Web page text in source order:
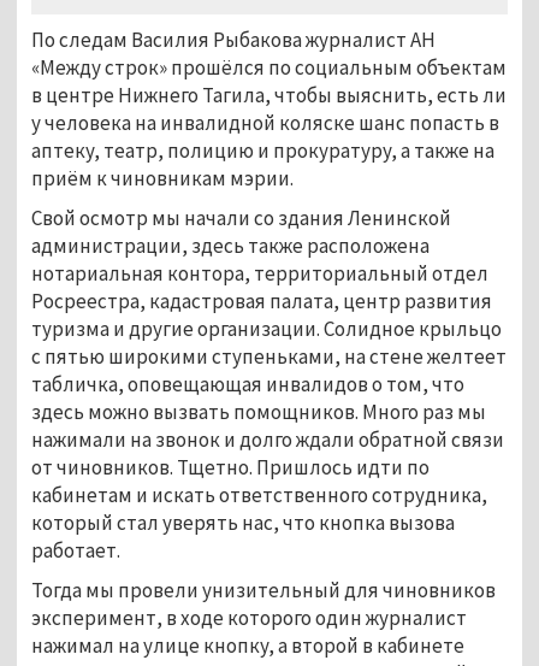
По следам Василия Рыбакова журналист АН
«Между строк» прошёлся по социальным объектам
в центре Нижнего Тагила, чтобы выяснить, есть ли
у человека на инвалидной коляске шанс попасть в
аптеку, театр, полицию и прокуратуру, а также на
приём к чиновникам мэрии.
Свой осмотр мы начали со здания Ленинской
администрации, здесь также расположена
нотариальная контора, территориальный отдел
Росреестра, кадастровая палата, центр развития
туризма и другие организации. Солидное крыльцо
с пятью широкими ступеньками, на стене желтеет
табличка, оповещающая инвалидов о том, что
здесь можно вызвать помощников. Много раз мы
нажимали на звонок и долго ждали обратной связи
от чиновников. Тщетно. Пришлось идти по
кабинетам и искать ответственного сотрудника,
который стал уверять нас, что кнопка вызова
работает.
Тогда мы провели унизительный для чиновников
эксперимент, в ходе которого один журналист
нажимал на улице кнопку, а второй в кабинете